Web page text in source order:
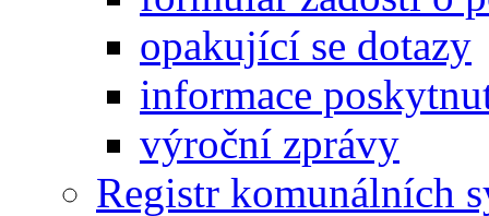
opakující se dotazy
informace
výroční zprávy
Registr komunálních